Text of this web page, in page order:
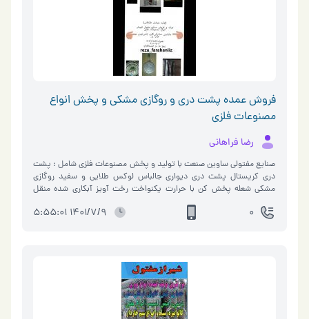
فروشگاهی پایه L - پایهT - پایه دیواری برای کسب اطلاعات بیشتر تماس
فروش عمده پشت دری و روگازی مشکی و پخش انواع
مصنوعات فلزی
رضا فراهانی
صنایع مفتولی ساوین صنعت با تولید و پخش مصنوعات فلزی شامل : پشت
دری کریستال پشت دری دیواری جالباس لوکس طلایی و سفید روگازی
مشکی شعله پخش کن با حرارت یکنواخت رخت آویز آبکاری شده منقل
زمینی و پیاز راف داخل کابینتی استند کابینت اسفند دود کن دسته
فلزی جا سیخی آهنی غلاف سیخ فلزی جا لیوانی روکش دار خاک انداز فلزی
صندلی تاشو ساحل و پیک نیک پشت دری الماس سرساچمه و گیره لباس
0
1401/7/9 5:55:01